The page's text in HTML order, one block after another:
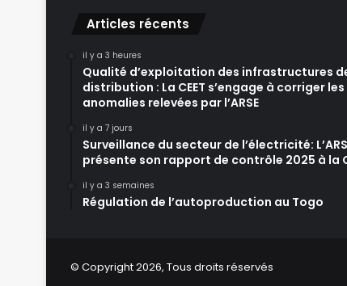
Articles récents
il y a 3 heures
Qualité d’exploitation des infrastructures
distribution : La CEET s’engage à corriger les
anomalies relevées par l’ARSE
il y a 7 jours
Surveillance du secteur de l’électricité:
présente son rapport de contrôle 2025 à la
il y a 3 semaines
Régulation de l’autoproduction au Togo
© Copyright 2026, Tous droits réservés